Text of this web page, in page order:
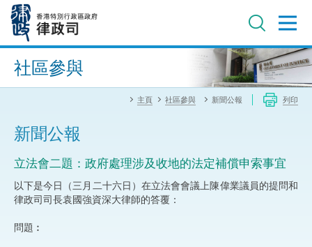
內
進階搜尋
社區參與
主頁 社區參與 新聞公報 列印
新聞公報
立法會二題：政府處理涉及收地的法定補償申索事宜
以下是今日（三月二十六日）在立法會會議上陳偉業議員的提問和
律政司司長袁國強資深大律師的答覆：
問題︰